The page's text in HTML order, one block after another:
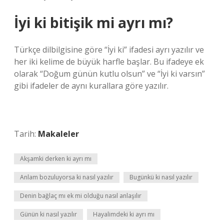
İyi ki bitişik mi ayrı mı?
Türkçe dilbilgisine göre “İyi ki” ifadesi ayrı yazılır ve
her iki kelime de büyük harfle başlar. Bu ifadeye ek
olarak “Doğum günün kutlu olsun” ve “İyi ki varsın”
gibi ifadeler de aynı kurallara göre yazılır.
Tarih: Makaleler
Akşamki derken ki ayrı mı
Anlam bozuluyorsa ki nasıl yazılır Bugünkü ki nasıl yazılır
Denin bağlaç mı ek mi olduğu nasıl anlaşılır
Günün ki nasıl yazılır Hayalimdeki ki ayrı mı